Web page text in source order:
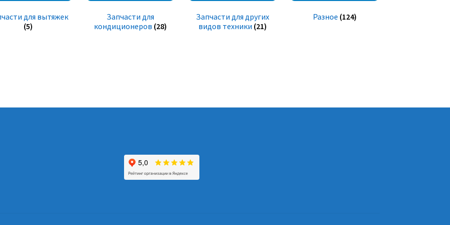
для вытяжек
(5)
Запчасти для
кондиционеров (28)
Запчасти для других
видов техники (21)
Разное (124)